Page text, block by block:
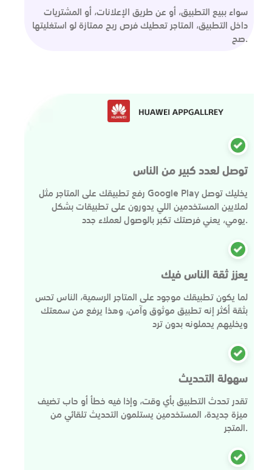
سواء ببيع التطبيق، أو عن طريق الإعلانات، أو المشتريات
داخل التطبيق، المتاجر تعطيك فرص ربح ممتازة لو استغليتها
صح.
توصل لعدد كبير من الناس
رفع تطبيقك على المتاجر مثل Google Play يخليك توصل
لملايين المستخدمين اللي يدورون على تطبيقات بشكل
يومي، يعني فرصتك تكبر بالوصول لعملاء جدد.
يعزز ثقة الناس فيك
لما يكون تطبيقك موجود على المتاجر الرسمية، الناس تحس
بثقة أكثر إنه تطبيق موثوق وآمن، وهذا يرفع من سمعتك
ويخليهم يحملونه بدون ترد
سهولة التحديث
تقدر تحدث التطبيق بأي وقت، وإذا فيه خطأ أو حاب تضيف
ميزة جديدة، المستخدمين يستلمون التحديث تلقائي من
المتجر.